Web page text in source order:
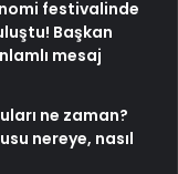
festivalinde
Başkan
mesaj
ne zaman?
nereye, nasıl